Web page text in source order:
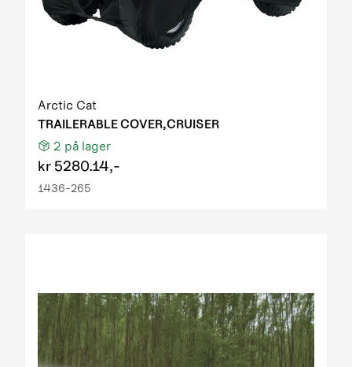
Arctic Cat
TRAILERABLE COVER,CRUISER
2 på lager
kr 5280.14,-
1436-265